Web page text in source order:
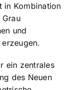
in Kombination
und
ein zentrales
des Neuen